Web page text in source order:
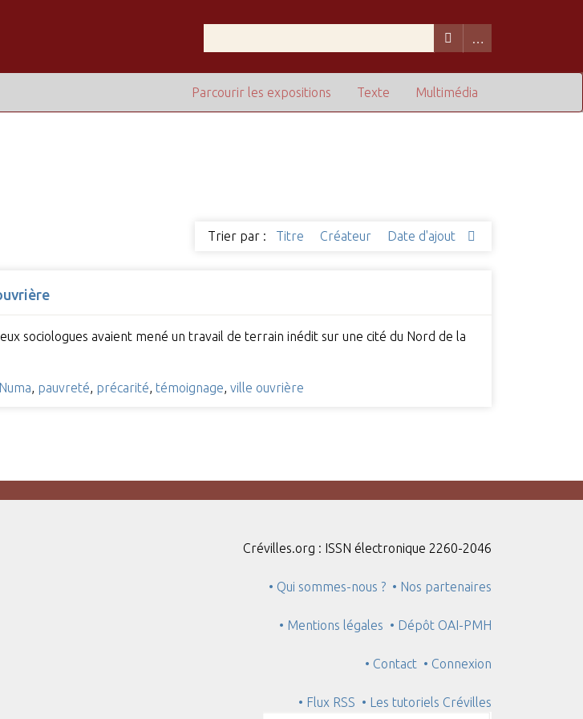
Multimédia
Texte
Parcourir les expositions
Trier par : Titre Créateur Date d'ajout
sociologues avaient mené un travail de terrain inédit sur une cité du Nord de la
pauvreté précarité témoignage ville ouvrière
Crévilles.org : ISSN électronique 2260-2046
• Qui sommes-nous ? • Nos partenaires
• Mentions légales • Dépôt OAI-PMH
• Contact • Connexion
• Flux RSS • Les tutoriels Crévilles